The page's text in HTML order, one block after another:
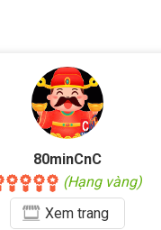
80minCnC
(Hạng vàng)
Xemtrang